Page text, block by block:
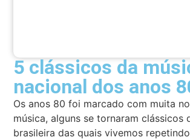
5 clássicos da
nacional dos anos
Os anos 80 foi marcado com muita
música, alguns se tornaram clássicos
brasileira das quais vivemos